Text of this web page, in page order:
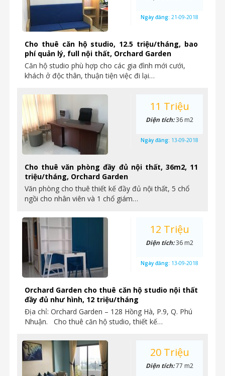
Cho thuê căn hộ studio, 12.5 triệu/tháng, bao
phí quản lý, full nội thất, Orchard Garden
Căn hộ studio phù hợp cho các gia đình mới cưới,
khách ở độc thân, thuận tiện việc đi lại…
Ngày đăng: 21-09-2018
Cho thuê văn phòng đầy đủ nội thất, 36m2, 11
triệu/tháng, Orchard Garden
Văn phòng cho thuê thiết kế đầy đủ nội thất, 5 chổ
ngồi cho nhân viên và 1 chổ giám…
11 Triệu
Diện tích:36 m2
Ngày đăng: 13-09-2018
Orchard Garden cho thuê căn hộ studio nội thất
đầy đủ như hình, 12 triệu/tháng
Địa chỉ: Orchard Garden – 128 Hồng Hà, P.9, Q. Phú
Nhuận. Cho thuê căn hộ studio, thiết kế…
12 Triệu
Diện tích:36 m2
Ngày đăng: 13-09-2018
20 Triệu
Diện tích:77 m2